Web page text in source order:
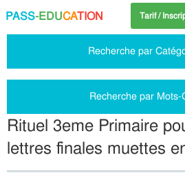
PASS-EDUCATION Tarif /
Recherche par
Recherche par Mots-
Rituel 3eme Primaire
lettres finales muettes